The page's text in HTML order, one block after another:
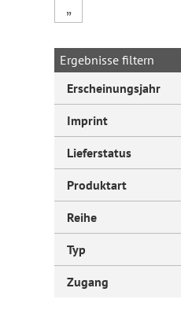
Forum Arbeitslehre
„
Ergebnisse filtern
Erscheinungsjahr
Imprint
Lieferstatus
Produktart
Reihe
Typ
Zugang